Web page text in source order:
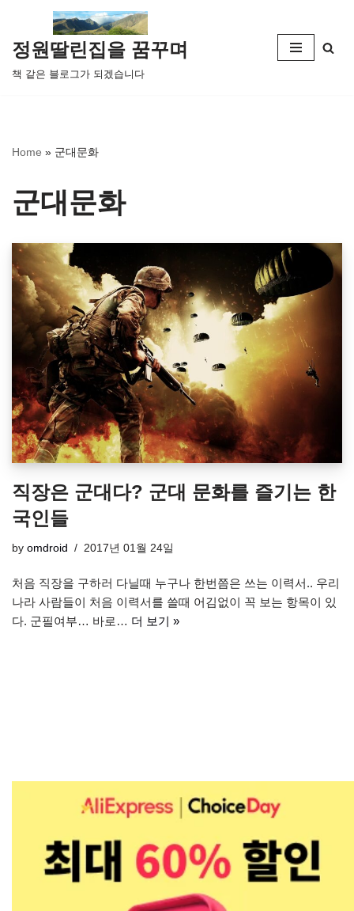
콘
텐
츠
뛰
정원딸린집을 꿈꾸며
책 같은 블로그가 되겠습니다
Home » 군대문화
군대문화
직장은 군대다? 군대 문화를 즐기는 한
국인들
by omdroid 2017년 01월 24일
처음 직장을 구하러 다닐때 누구나 한번쯤은 쓰는 이력서.. 우리
나라 사람들이 처음 이력서를 쓸때 어김없이 꼭 보는 항목이 있
다. 군필여부… 바로… 더 보기 »